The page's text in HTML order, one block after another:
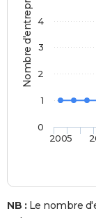
Nombre d'entreprises
2005
0
1
2
3
4
NB : Le nombre